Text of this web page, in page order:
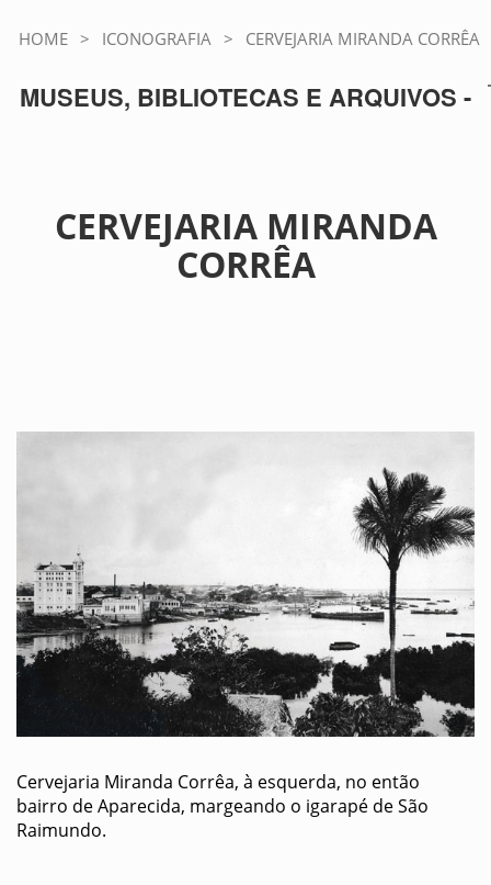
HOME > ICONOGRAFIA > CERVEJARIA MIRANDA CORRÊA
MUSEUS, BIBLIOTECAS E ARQUIVOS -
CERVEJARIA MIRANDA
CORRÊA
Cervejaria Miranda Corrêa, à esquerda, no então
bairro de Aparecida, margeando o igarapé de São
Raimundo.